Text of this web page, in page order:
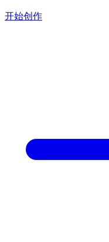
开始创作